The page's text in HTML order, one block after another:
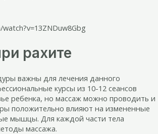
рахите
важны для лечения данного
курсы из 10-12 сеансов
ребенка, но массаж можно проводить и
положительно влияют на измененные
мышцы. Для каждой части тела
массажа.